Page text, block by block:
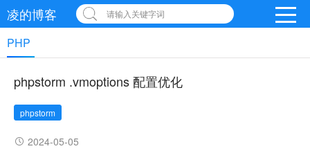
凌的博客 请输入关键字词
PHP
phpstorm .vmoptions 配置优化
phpstorm
2024-05-05